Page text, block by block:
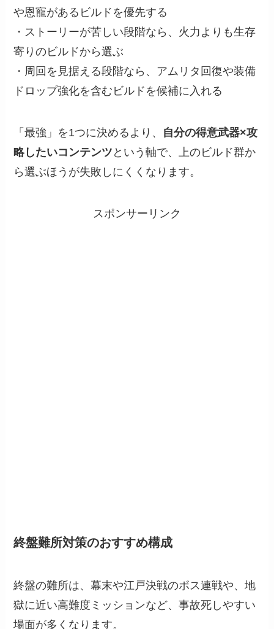
や恩寵があるビルドを優先する
・ストーリーが苦しい段階なら、火力よりも生存
寄りのビルドから選ぶ
・周回を見据える段階なら、アムリタ回復や装備
ドロップ強化を含むビルドを候補に入れる
「最強」を1つに決めるより、 自分の得意武器×攻
略したいコンテンツ という軸で、上のビルド群か
ら選ぶほうが失敗しにくくなります。
スポンサーリンク
終盤難所対策のおすすめ構成
終盤の難所は、幕末や江戸決戦のボス連戦や、地
獄に近い高難度ミッションなど、事故死しやすい
場面が多くなります。